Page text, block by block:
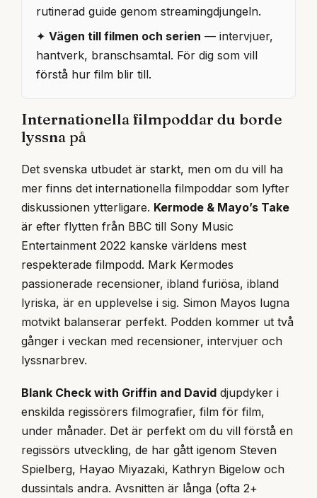
rutinerad guide genom streamingdjungeln.
✦ Vägen till filmen och serien — intervjuer,
hantverk, branschsamtal. För dig som vill
förstå hur film blir till.
Internationella filmpoddar du borde
lyssna på
Det svenska utbudet är starkt, men om du vill ha
mer finns det internationella filmpoddar som lyfter
diskussionen ytterligare. Kermode & Mayo’s Take
är efter flytten från BBC till Sony Music
Entertainment 2022 kanske världens mest
respekterade filmpodd. Mark Kermodes
passionerade recensioner, ibland furiösa, ibland
lyriska, är en upplevelse i sig. Simon Mayos lugna
motvikt balanserar perfekt. Podden kommer ut två
gånger i veckan med recensioner, intervjuer och
lyssnarbrev.
Blank Check with Griffin and David djupdyker i
enskilda regissörers filmografier, film för film,
under månader. Det är perfekt om du vill förstå en
regissörs utveckling, de har gått igenom Steven
Spielberg, Hayao Miyazaki, Kathryn Bigelow och
dussintals andra. Avsnitten är långa (ofta 2+